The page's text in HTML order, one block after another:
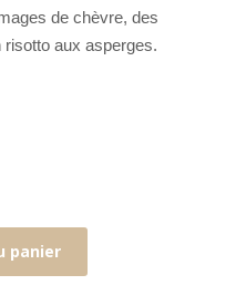
de chèvre, des
aux asperges.
panier